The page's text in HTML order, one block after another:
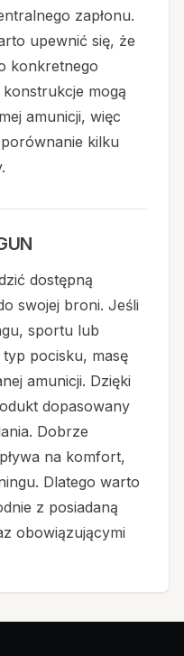
zapłonu.
upewnić się, że
konkretnego
mogą
amunicji, więc
kilku
dostępną
swojej broni. Jeśli
sportu lub
pocisku, masę
amunicji. Dzięki
dopasowany
Dobrze
na komfort,
Dlatego warto
z posiadaną
obowiązującymi